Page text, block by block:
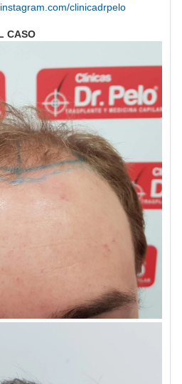
clinicadrpelo
CASO